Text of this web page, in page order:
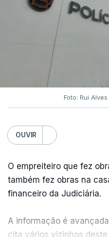
Foto: Rui
OUVIR
O empreiteiro que fez
também fez obras na
financeiro da Judiciária.
A informação é
cita vários vizinhos